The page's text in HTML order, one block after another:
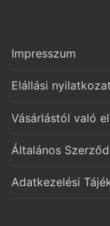
Impresszum
Elállási nyilatkozat
Vásárlástól való
Általános
Adatkezelési